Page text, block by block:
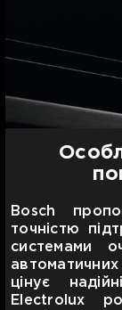
Bosch
точністю
системами
цінує
Electrolux